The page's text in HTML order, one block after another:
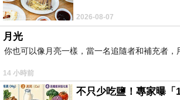
2026-08-07
月光
你也可以像月亮一樣，當一名追隨者和補充者，
14 小時前
不只少吃鹽！專家曝